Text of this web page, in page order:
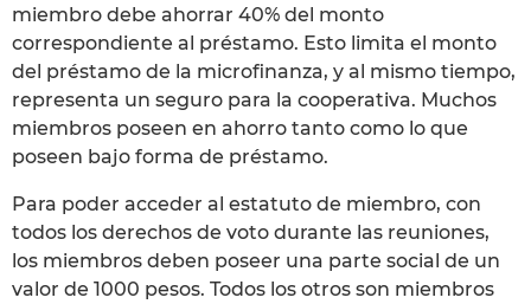
miembro debe ahorrar 40% del monto
correspondiente al préstamo. Esto limita el monto
del préstamo de la microfinanza, y al mismo tiempo,
representa un seguro para la cooperativa. Muchos
miembros poseen en ahorro tanto como lo que
poseen bajo forma de préstamo.
Para poder acceder al estatuto de miembro, con
todos los derechos de voto durante las reuniones,
los miembros deben poseer una parte social de un
valor de 1000 pesos. Todos los otros son miembros